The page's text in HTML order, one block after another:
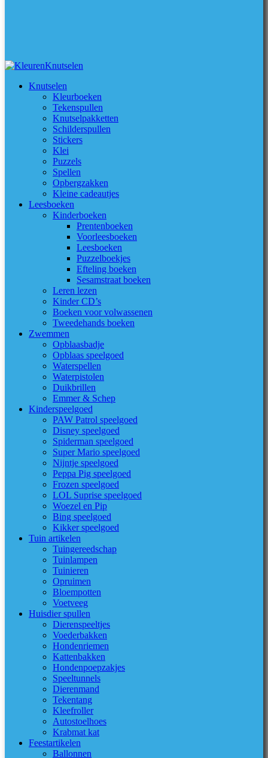
Knutselen
Kleurboeken
Tekenspullen
Knutselpakketten
Schilderspullen
Stickers
Klei
Puzzels
Spellen
Opbergzakken
Kleine cadeautjes
Leesboeken
Kinderboeken
Prentenboeken
Voorleesboeken
Leesboeken
Puzzelboekjes
Efteling boeken
Sesamstraat boeken
Leren lezen
Kinder CD’s
Boeken voor volwassenen
Tweedehands boeken
Zwemmen
Opblaasbadje
Opblaas speelgoed
Waterspellen
Waterpistolen
Duikbrillen
Emmer & Schep
Kinderspeelgoed
PAW Patrol speelgoed
Disney speelgoed
Spiderman speelgoed
Super Mario speelgoed
Nijntje speelgoed
Peppa Pig speelgoed
Frozen speelgoed
LOL Suprise speelgoed
Woezel en Pip
Bing speelgoed
Kikker speelgoed
Tuin artikelen
Tuingereedschap
Tuinlampen
Tuinieren
Opruimen
Bloempotten
Voetveeg
Huisdier spullen
Dierenspeeltjes
Voederbakken
Hondenriemen
Kattenbakken
Hondenpoepzakjes
Speeltunnels
Dierenmand
Tekentang
Kleefroller
Autostoelhoes
Krabmat kat
Feestartikelen
Ballonnen